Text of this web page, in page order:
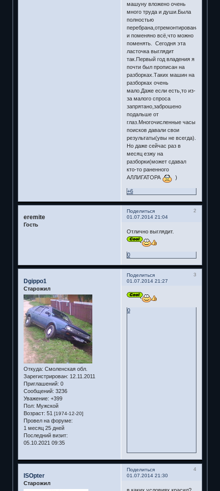
машуну вложено очень
много труда и души.Была
полностью
перебрана,отремонтирована
и поменяно всё,что можно
поменять. Сегодня эта
ласточка выглядит
так.Первый год владения я
почти был прописан на
разборках.Таких машин на
разборках очень
мало.Даже если есть,то из-
за малого спроса
запрятано,заброшено
подальше от
глаз.Многочисленные часы
поисков давали свои
результаты(увы не всегда).
Но даже сейчас раз в
месяц езжу на
разборки(может сдавал
кто-то раненного
АЛЛИГАТОРА
)
+6
Поделиться
2
01.07.2014 21:04
eremite
Гость
Отлично выглядит.
0
Поделиться
3
01.07.2014 21:27
Dgippo1
Старожил
Откуда: Смоленская обл.
Зарегистрирован: 12.11.2011
Приглашений: 0
Сообщений: 3236
Уважение: +399
Пол: Мужской
Возраст: 51 [1974-12-20]
Провел на форуме:
1 месяц 25 дней
Последний визит:
05.10.2021 09:35
0
Поделиться
4
01.07.2014 21:30
ISOpter
Старожил
в каких условиях красил?